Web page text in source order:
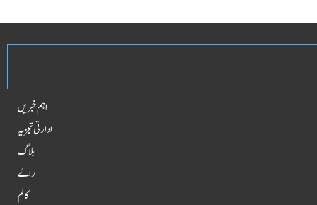
اہم خبریں
ادارتی تجزیہ
بلاگ
راۓ
کالم